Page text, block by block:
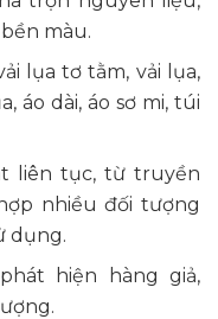
màu.
lụa tơ tằm, vải lụa,
áo dài, áo sơ mi, túi
liên tục, từ truyền
nhiều đối tượng
dụng.
hiện hàng giả,